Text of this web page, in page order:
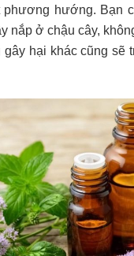
phương hướng. Bạn
nắp ở chậu cây,
hại khác cũng sẽ